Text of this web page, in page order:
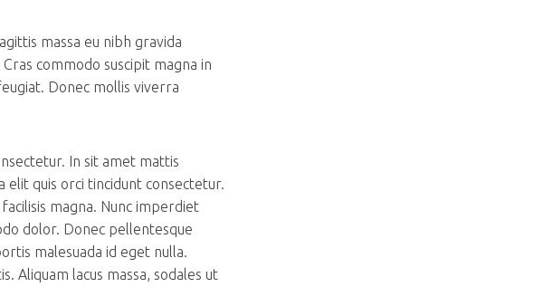
massa eu nibh gravida
commodo suscipit magna in
Donec mollis viverra
In sit amet mattis
elit quis orci tincidunt consectetur.
magna. Nunc imperdiet
dolor. Donec pellentesque
malesuada id eget nulla.
Aliquam lacus massa, sodales ut